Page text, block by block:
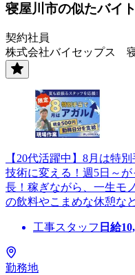
寝屋川市の似たバイト
契約社員
株式会社バイセップス
【20代活躍中】8月は特
技術に変える！週5日～
長！稼ぎながら、一生モ
の飲料やこまめな休憩な
工事スタッフ 日給
勤務地